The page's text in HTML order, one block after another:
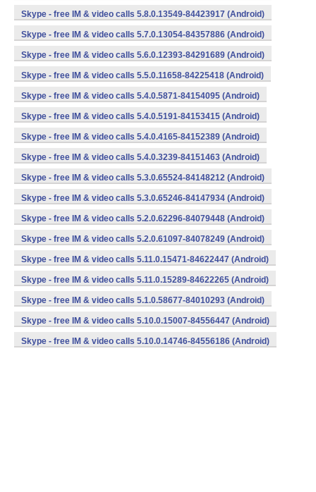
Skype - free IM & video calls 5.8.0.13549-84423917 (Android)
Skype - free IM & video calls 5.7.0.13054-84357886 (Android)
Skype - free IM & video calls 5.6.0.12393-84291689 (Android)
Skype - free IM & video calls 5.5.0.11658-84225418 (Android)
Skype - free IM & video calls 5.4.0.5871-84154095 (Android)
Skype - free IM & video calls 5.4.0.5191-84153415 (Android)
Skype - free IM & video calls 5.4.0.4165-84152389 (Android)
Skype - free IM & video calls 5.4.0.3239-84151463 (Android)
Skype - free IM & video calls 5.3.0.65524-84148212 (Android)
Skype - free IM & video calls 5.3.0.65246-84147934 (Android)
Skype - free IM & video calls 5.2.0.62296-84079448 (Android)
Skype - free IM & video calls 5.2.0.61097-84078249 (Android)
Skype - free IM & video calls 5.11.0.15471-84622447 (Android)
Skype - free IM & video calls 5.11.0.15289-84622265 (Android)
Skype - free IM & video calls 5.1.0.58677-84010293 (Android)
Skype - free IM & video calls 5.10.0.15007-84556447 (Android)
Skype - free IM & video calls 5.10.0.14746-84556186 (Android)